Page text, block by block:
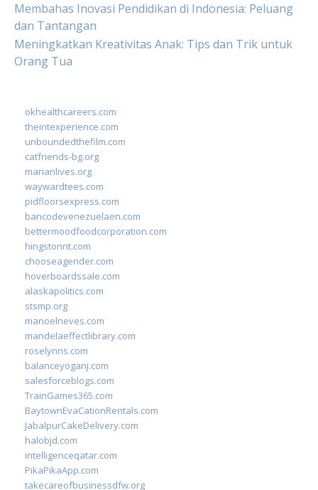
Membahas Inovasi Pendidikan di Indonesia: Peluang
dan Tantangan
Meningkatkan Kreativitas Anak: Tips dan Trik untuk
Orang Tua
okhealthcareers.com
theintexperience.com
unboundedthefilm.com
catfriends-bg.org
marianlives.org
waywardtees.com
pidfloorsexpress.com
bancodevenezuelaen.com
bettermoodfoodcorporation.com
hingstonnt.com
chooseagender.com
hoverboardssale.com
alaskapolitics.com
stsmp.org
manoelneves.com
mandelaeffectlibrary.com
roselynns.com
balanceyoganj.com
salesforceblogs.com
TrainGames365.com
BaytownEvaCationRentals.com
JabalpurCakeDelivery.com
halobjd.com
intelligenceqatar.com
PikaPikaApp.com
takecareofbusinessdfw.org